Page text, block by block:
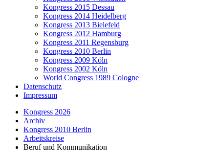
Kongress 2015 Dessau
Kongress 2014 Heidelberg
Kongress 2013 Bielefeld
Kongress 2012 Hamburg
Kongress 2011 Regensburg
Kongress 2010 Berlin
Kongress 2009 Köln
Kongress 2002 Köln
World Congress 1989 Cologne
Datenschutz
Impressum
Kongress 2026
Archiv
Kongress 2010 Berlin
Arbeitskreise
Beruf und Kommunikation